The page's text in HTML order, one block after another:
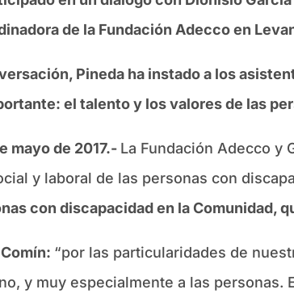
de la Fundación Adecco en
Pineda ha instado a los
el talento y los valores de las
mayo de 2017.- La Fundación Adecco y
y laboral de las personas con
con discapacidad en la Comunidad,
“por las particularidades de
y muy especialmente a las